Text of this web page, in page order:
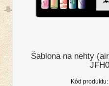
Šablona na nehty
Kód produktu: